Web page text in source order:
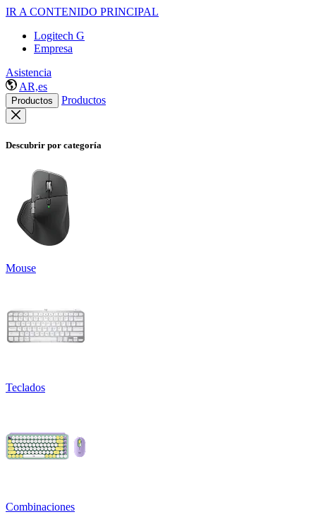
IR A CONTENIDO PRINCIPAL
Logitech G
Empresa
Asistencia
AR,es
Productos Productos
Descubrir por categoría
Mouse
Teclados
Combinaciones